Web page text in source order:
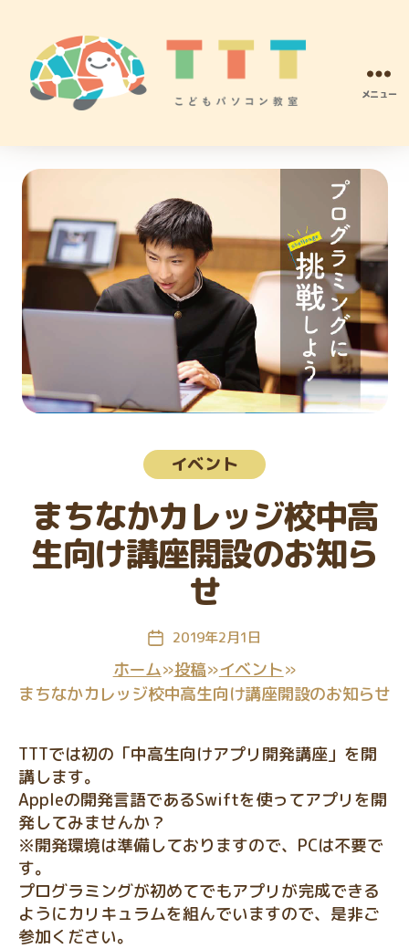
こ
ど
ソ
コ
ン
ロ
ラ
ミ
ン
グ
メニュー
カ
テ
リ
ー
イベント
まちなかカレッジ校中高
生向け講座開設のお知ら
せ
投
日
2019年2月1日
ホーム»投稿»イベント»
まちなかカレッジ校中高生向け講座開設のお知らせ
TTTでは初の「中高生向けアプリ開発講座」を開
講します。
Appleの開発言語であるSwiftを使ってアプリを開
発してみませんか？
※開発環境は準備しておりますので、PCは不要で
す。
プログラミングが初めてでもアプリが完成できる
ようにカリキュラムを組んでいますので、是非ご
参加ください。